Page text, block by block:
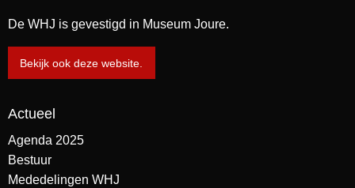
De WHJ is gevestigd in Museum Joure.
Bekijk ook deze website.
Actueel
Agenda 2025
Bestuur
Mededelingen WHJ